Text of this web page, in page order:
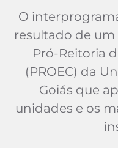
O
resultado de
Pró-Reitoria
(PROEC) da
Goiás que
unidades e os